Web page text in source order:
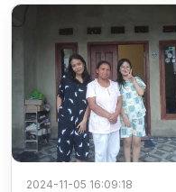
2024-11-05 16:09:18